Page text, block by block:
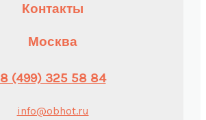
Контакты
Москва
8 (499) 325 58 84
info@obhot.ru